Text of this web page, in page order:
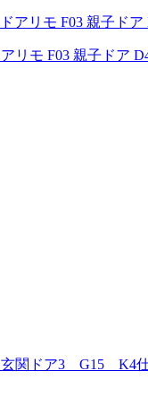
リモ F03 親子ドア